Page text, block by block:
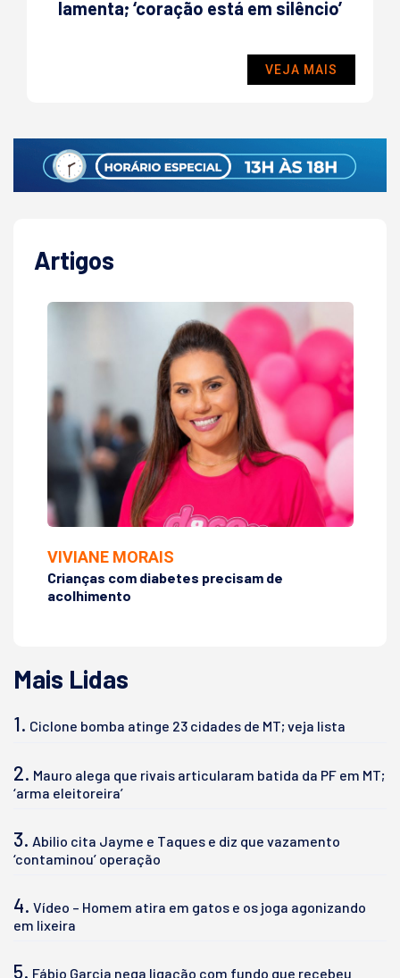
lamenta; ‘coração está em silêncio’
VEJA MAIS
Artigos
VIVIANE MORAIS
Crianças com diabetes precisam de
acolhimento
Mais Lidas
1. Ciclone bomba atinge 23 cidades de MT; veja lista
2. Mauro alega que rivais articularam batida da PF em MT;
‘arma eleitoreira’
3. Abilio cita Jayme e Taques e diz que vazamento
‘contaminou’ operação
4. Vídeo – Homem atira em gatos e os joga agonizando
em lixeira
5. Fábio Garcia nega ligação com fundo que recebeu